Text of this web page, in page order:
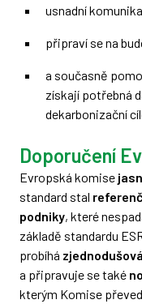
usnadní
připraví se na
a současně
získají potřebná
dekarbonizační
Doporučení
Evropská komise
standard stal
podniky, které
základě standardu
probíhá
a připravuje se také
kterým Komise